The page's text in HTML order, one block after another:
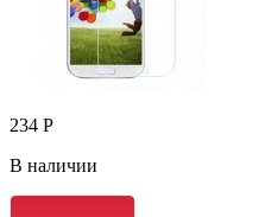
234 Р
В наличии